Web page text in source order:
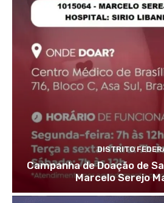
DISTRITO
Campanha de Doação de
Marcelo Serejo